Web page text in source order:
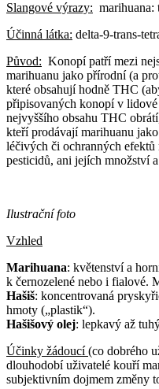
Slangové výrazy: marihuana:
Účinná látka: delta-9-trans-
Původ: Konopí patří mezi
marihuanu jako přírodní (a
které obsahují hodně THC
připisovaných konopí v lidové
nejvyššího obsahu THC
kteří prodávají marihuanu
léčivých či ochranných efektů
pesticidů, ani jejích množství
Ilustrační foto
Vzhled
Marihuana: květenství a
k černozelené nebo i fialové.
Hašiš: koncentrovaná
hmoty („plastik“).
Hašišový olej: lepkavý až
Účinky žádoucí(co dobrého
dlouhodobí uživatelé kouří
subjektivním dojmem změny